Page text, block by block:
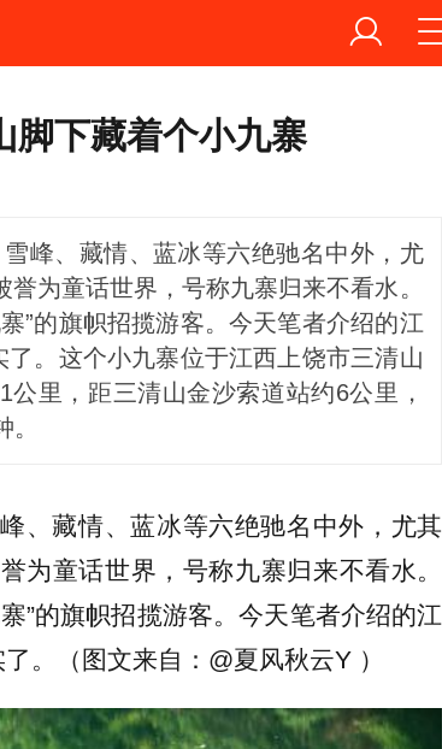
脚下藏着个小九寨
峰、藏情、蓝冰等六绝驰名中外，尤
为童话世界，号称九寨归来不看水。
”的旗帜招揽游客。今天笔者介绍的江
。这个小九寨位于江西上饶市三清山
里，距三清山金沙索道站约6公里，
、藏情、蓝冰等六绝驰名中外，尤其
为童话世界，号称九寨归来不看水。
”的旗帜招揽游客。今天笔者介绍的江
。（图文来自：@夏风秋云Y ）